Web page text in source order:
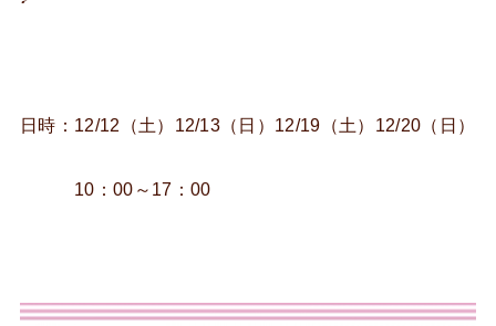
日時：12/12（土）12/13（日）12/19（土）12/20（日）
10：00～17：00